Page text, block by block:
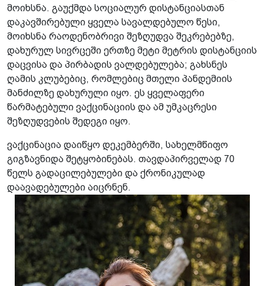
მოიხსნა. გაუქმდა სოციალურ დისტანციასთან
დაკავშირებული ყველა სავალდებულო წესი,
მოიხსნა რაოდენობრივი შეზღუდვა შეკრებებზე,
დახურულ სივრცეში ერთზე მეტი მეტრის დისტანციის
დაცვისა და პირბადის ვალდებულება; გახსნეს
ღამის კლუბებიც, რომლებიც მთელი პანდემიის
მანძილზე დახურული იყო. ეს ყველაფერი
წარმატებული ვაქცინაციის და ამ უმკაცრესი
შეზღუდვების შედეგი იყო.
ვაქცინაცია დაიწყო დეკემბერში, სახელმწიფო
გიგზავნიდა შეტყობინებას. თავდაპირველად 70
წელს გადაცილებულები და ქრონიკულად
დაავადებულები აიცრნენ.